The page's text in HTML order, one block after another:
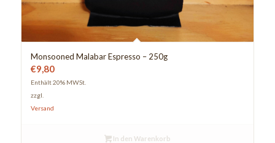
Monsooned Malabar Espresso – 250g
€9,80
Enthält 20% MWSt.
zzgl.
Versand
In den Warenkorb